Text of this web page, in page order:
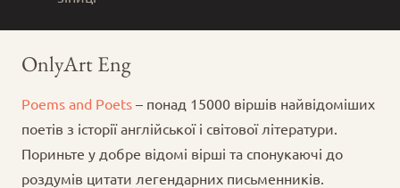
OnlyArt Eng
Poems and Poets – понад 15000 віршів найвідоміших
поетів з історії англійської і світової літератури.
Пориньте у добре відомі вірші та спонукаючі до
роздумів цитати легендарних письменників.